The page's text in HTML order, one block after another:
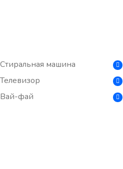
Стиральная машина
Телевизор
Вай-фай